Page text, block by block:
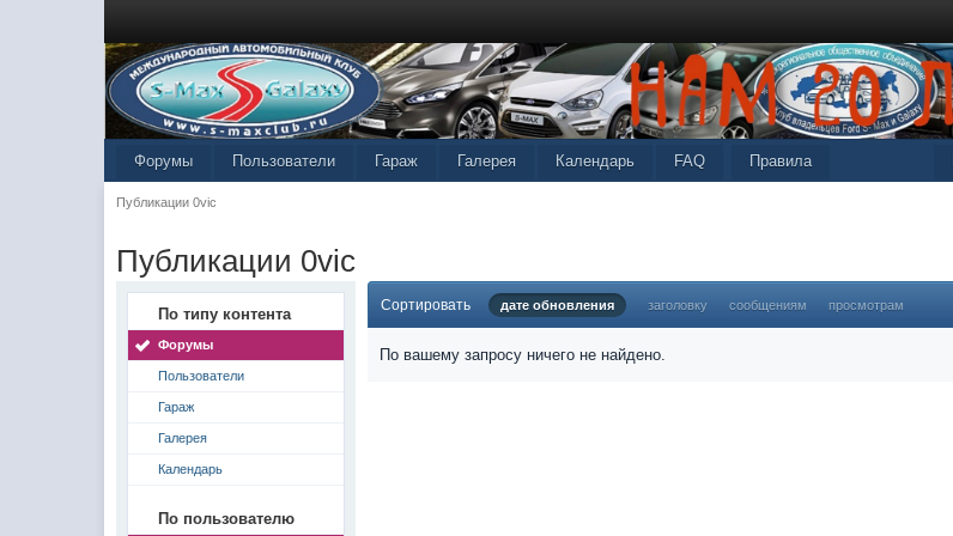
FAQ Правила
Форумы Пользователи Гараж Галерея Календарь
Публикации 0vic
Публикации 0vic
По типу контента
Форумы
Пользователи
Гараж
Галерея
Календарь
По пользователю
Сортировать дате обновления заголовку сообщениям просмотрам
По вашему запросу ничего не найдено.